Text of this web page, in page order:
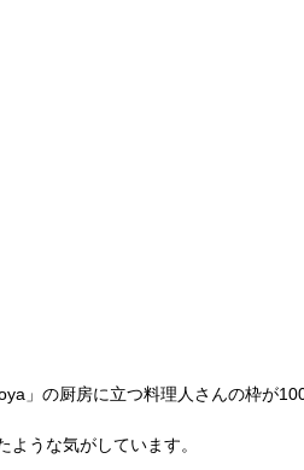
」の厨房に立つ料理人さんの枠が
うな気がしています。